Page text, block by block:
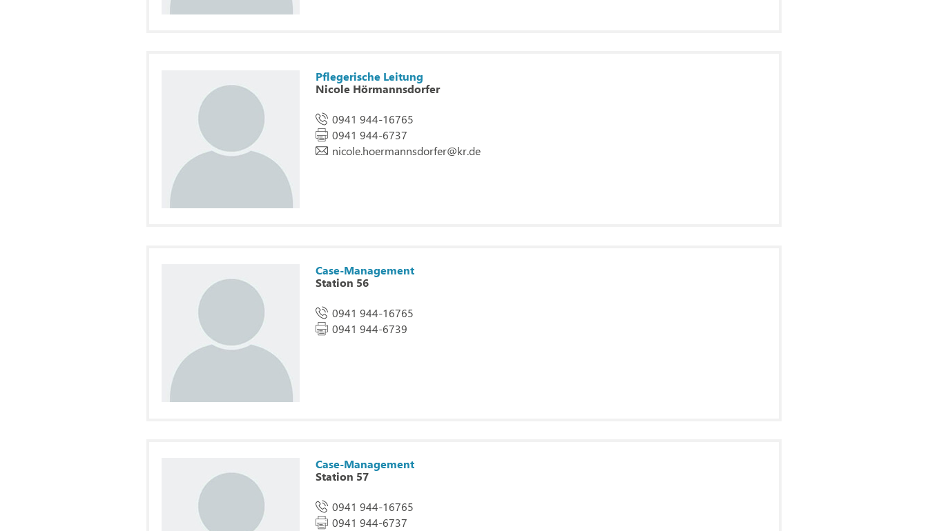
Pflegerische Leitung
Nicole Hörmannsdorfer
0941 944-16765
0941 944-6737
nicole.hoermannsdorfer@kr.de
Case-Management
Station 56
0941 944-16765
0941 944-6739
Case-Management
Station 57
0941 944-16765
0941 944-6737